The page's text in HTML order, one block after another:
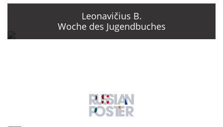
Leonavičius B.
Woche des Jugendbuches